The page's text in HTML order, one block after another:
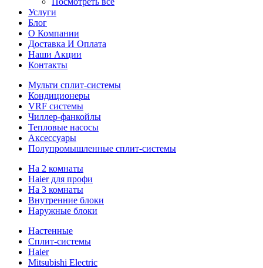
Услуги
Блог
О Компании
Доставка И Оплата
Наши Акции
Контакты
Мульти сплит-системы
Кондиционеры
VRF системы
Чиллер-фанкойлы
Тепловые насосы
Аксессуары
Полупромышленные сплит-системы
На 2 комнаты
Haier для профи
На 3 комнаты
Внутренние блоки
Наружные блоки
Настенные
Сплит-системы
Haier
Mitsubishi Electric